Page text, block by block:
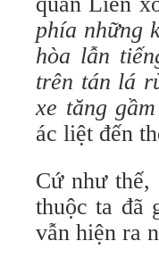
phía những
hòa lẫn
trên tán lá
xe tăng
ác liệt đến
Cứ như
thuộc ta đã
vẫn hiện ra